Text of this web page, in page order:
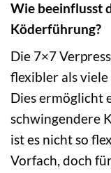
Wie beeinflusst
Köderführung?
Die 7×7
flexibler als
Dies ermöglicht
schwingendere
ist es nicht so
Vorfach, doch